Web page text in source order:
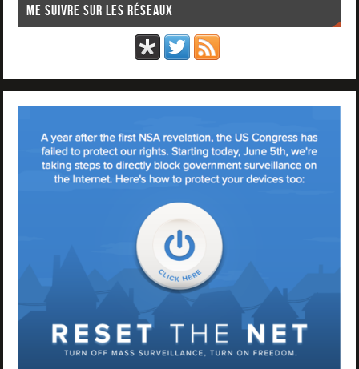
Me suivre sur les réseaux